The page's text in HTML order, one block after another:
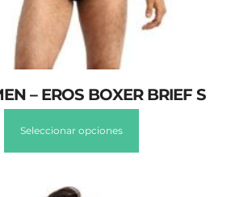
– EROS BOXER BRIEF S
Seleccionar opciones